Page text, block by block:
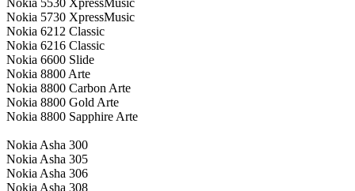
Nokia 5530 XpressMusic
Nokia 5730 XpressMusic
Nokia 6212 Classic
Nokia 6216 Classic
Nokia 6600 Slide
Nokia 8800 Arte
Nokia 8800 Carbon Arte
Nokia 8800 Gold Arte
Nokia 8800 Sapphire Arte
Nokia Asha 300
Nokia Asha 305
Nokia Asha 306
Nokia Asha 308